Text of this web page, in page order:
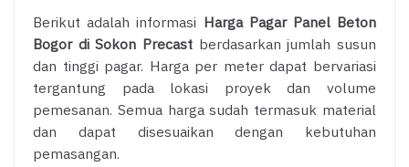
Berikut adalah informasi Harga Pagar Panel Beton
Bogor di Sokon Precast berdasarkan jumlah susun
dan tinggi pagar. Harga per meter dapat bervariasi
tergantung pada lokasi proyek dan volume
pemesanan. Semua harga sudah termasuk material
dan dapat disesuaikan dengan kebutuhan
pemasangan.